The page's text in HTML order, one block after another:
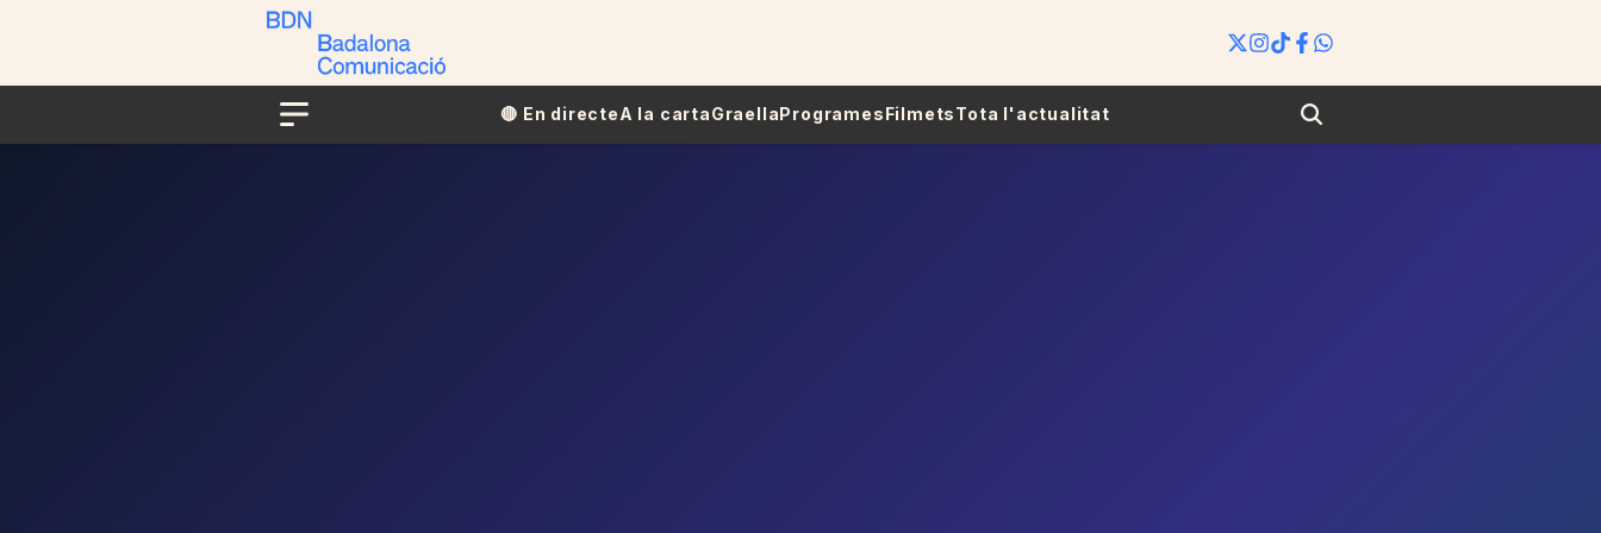
Menu
🔴​​ En directeA la cartaGraellaProgramesFilmetsTota l'actualitat Search